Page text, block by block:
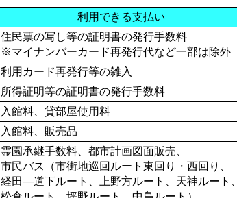
利用できる支払い
住民票の写し等の証明書の発行手数料
※マイナンバーカード再発行代など一部は除外
利用カード再発行等の雑入
所得証明等の証明書の発行手数料
入館料、 貸部屋使用料
入館料、 販売品
霊園承継手数料、都市計画図面販売、
市民バス（市街地巡回ルート東回り・西回り、
経田―道下ルート、上野方ルート、天神ルート、